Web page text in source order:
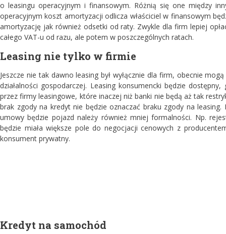
o leasingu operacyjnym i finansowym. Różnią się one między
operacyjnym koszt amortyzacji odlicza właściciel w finansowym
amortyzację jak również odsetki od raty. Zwykle dla firm lepiej
całego VAT-u od razu, ale potem w poszczególnych ratach.
Leasing nie tylko w firmie
Jeszcze nie tak dawno leasing był wyłącznie dla firm, obecnie
działalności gospodarczej. Leasing konsumencki będzie
przez firmy leasingowe, które inaczej niż banki nie będą aż tak
brak zgody na kredyt nie będzie oznaczać braku zgody na
umowy będzie pojazd należy również mniej formalności. Np.
będzie miała większe pole do negocjacji cenowych z
konsument prywatny.
Kredyt na samochód